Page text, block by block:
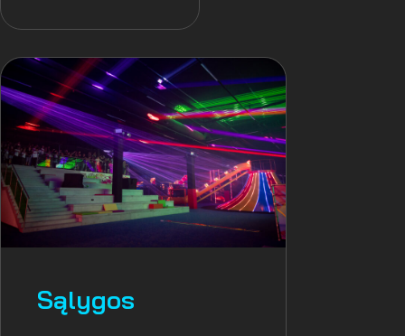
Sąlygos